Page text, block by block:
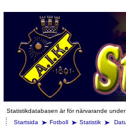
Statistikdatabasen är för närvarande
Startsida
Fotboll Statistik